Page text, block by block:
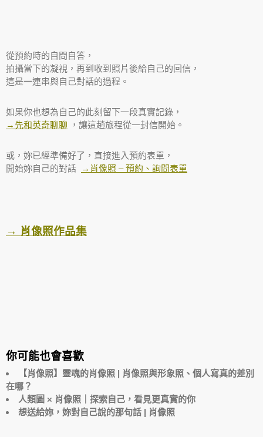
從預約時的自問自答，
拍攝當下的凝視，再到收到照片後給自己的回信，
這是一連串與自己對話的過程。
如果你也想為自己的此刻留下一段真實記錄，
→先和英奇聊聊 ，讓這趟旅程從一封信開始。
或，妳已經準備好了，直接進入預約表單，
開始妳自己的對話
→肖像照 – 預約、詢問表單
→ 肖像照作品集
你可能也會喜歡
【肖像照】靈魂的肖像照 | 肖像照與形象照、個人寫真的差別
在哪？
人類圖 × 肖像照｜探索自己，看見更真實的你
想送給妳，妳對自己說的那句話 | 肖像照